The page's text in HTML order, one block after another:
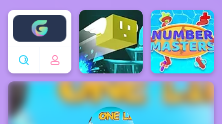
Enjoy4fun